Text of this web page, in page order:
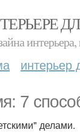
интерьер
7
делами.